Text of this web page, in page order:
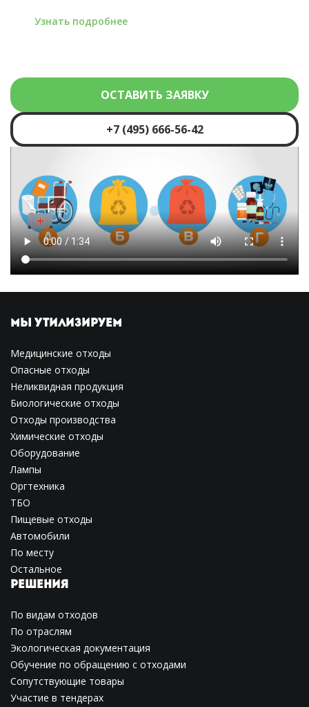
Узнать подробнее
ОСТАВИТЬ ЗАЯВКУ
+7 (495) 666-56-42
МЫ УТИЛИЗИРУЕМ
Медицинские отходы
Опасные отходы
Неликвидная продукция
Биологические отходы
Отходы производства
Химические отходы
Оборудование
Лампы
Оргтехника
ТБО
Пищевые отходы
Автомобили
По месту
Остальное
РЕШЕНИЯ
По видам отходов
По отраслям
Экологическая документация
Обучение по обращению с отходами
Сопутствующие товары
Участие в тендерах